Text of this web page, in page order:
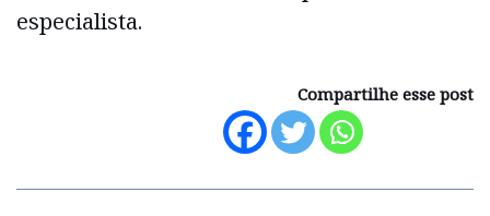
especialista.
Compartilhe esse post